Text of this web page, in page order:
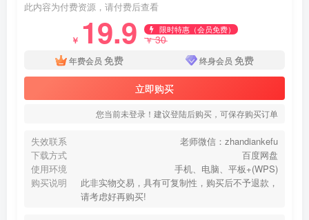
此内容为付费资源，请付费后查看
￥ 19.9 限时特惠（会员免费）
￥30
年费会员 免费 终身会员 免费
立即购买
您当前未登录！建议登陆后购买，可保存购买订单
失效联系
老师微信：zhandiankefu
下载方式
百度网盘
使用环境
手机、电脑、平板+(WPS)
购买说明
此非实物交易，具有可复制性，购买后不予退款，
请考虑好再购买!